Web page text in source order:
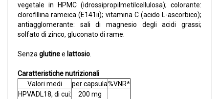
vegetale in HPMC (idrossipropilmetilcellulosa); colorante:
clorofillina rameica (E141ii); vitamina C (acido L-ascorbico);
antiagglomerante: sali di magnesio degli acidi grassi;
solfato di zinco, gluconato di rame.
Senzaglutinee lattosio.
Caratteristiche nutrizionali
Valori medi
per capsula%VNR*
HPVADL18, di cui:
200 mg